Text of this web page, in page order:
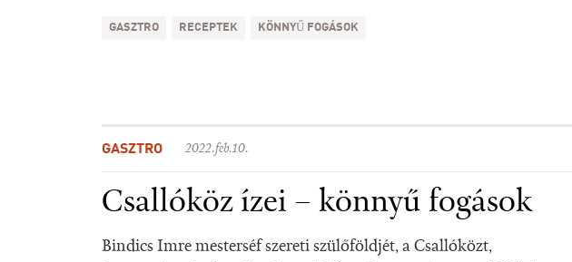
GASZTRO RECEPTEK KÖNNYŰ FOGÁSOK
GASZTRO 2022.feb.10.
Csallóköz ízei – könnyű fogások
Bindics Imre mesterséf szereti szülőföldjét, a Csallóközt,